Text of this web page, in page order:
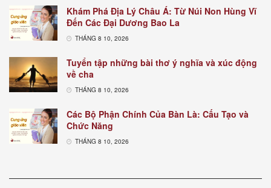
Khám Phá Địa Lý Châu Á: Từ Núi Non Hùng Vĩ
Đến Các Đại Dương Bao La
THÁNG 8 10, 2026
Tuyển tập những bài thơ ý nghĩa và xúc động
về cha
THÁNG 8 10, 2026
Các Bộ Phận Chính Của Bàn Là: Cấu Tạo và
Chức Năng
THÁNG 8 10, 2026